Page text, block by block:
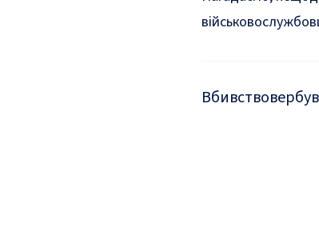
Вбивство